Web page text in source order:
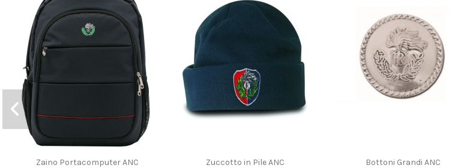
Zaino Portacomputer ANC
Zuccotto in Pile ANC
Bottoni Grandi ANC